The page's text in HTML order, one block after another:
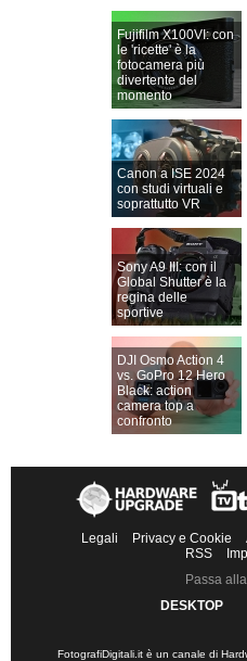
Fujifilm X100VI: con
le 'ricette' è la
fotocamera più
divertente del
momento
Canon a ISE 2024
con studi virtuali e
soprattutto VR
Sony A9 III: con il
Global Shutter è la
regina delle
sportive
DJI Osmo Action 4
vs. GoPro 12 Hero
Black: action
camera top a
confronto
Legali Privacy e Cookie
RSS
Passa
DESKTOP
FotografiDigitali.it è un canale di